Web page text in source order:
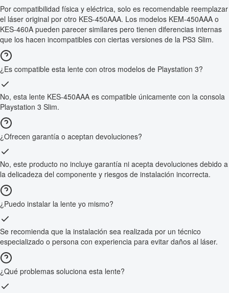
Por compatibilidad física y eléctrica, solo es recomendable reemplazar
el láser original por otro KES-450AAA. Los modelos KEM-450AAA o
KES-460A pueden parecer similares pero tienen diferencias internas
que los hacen incompatibles con ciertas versiones de la PS3 Slim.
¿Es compatible esta lente con otros modelos de Playstation 3?
No, esta lente KES-450AAA es compatible únicamente con la consola
Playstation 3 Slim.
¿Ofrecen garantía o aceptan devoluciones?
No, este producto no incluye garantía ni acepta devoluciones debido a
la delicadeza del componente y riesgos de instalación incorrecta.
¿Puedo instalar la lente yo mismo?
Se recomienda que la instalación sea realizada por un técnico
especializado o persona con experiencia para evitar daños al láser.
¿Qué problemas soluciona esta lente?